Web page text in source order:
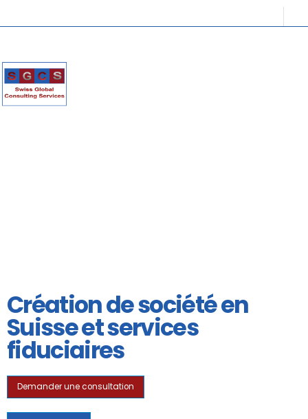
Création de société en
Suisse et services
fiduciaires
Demander une consultation